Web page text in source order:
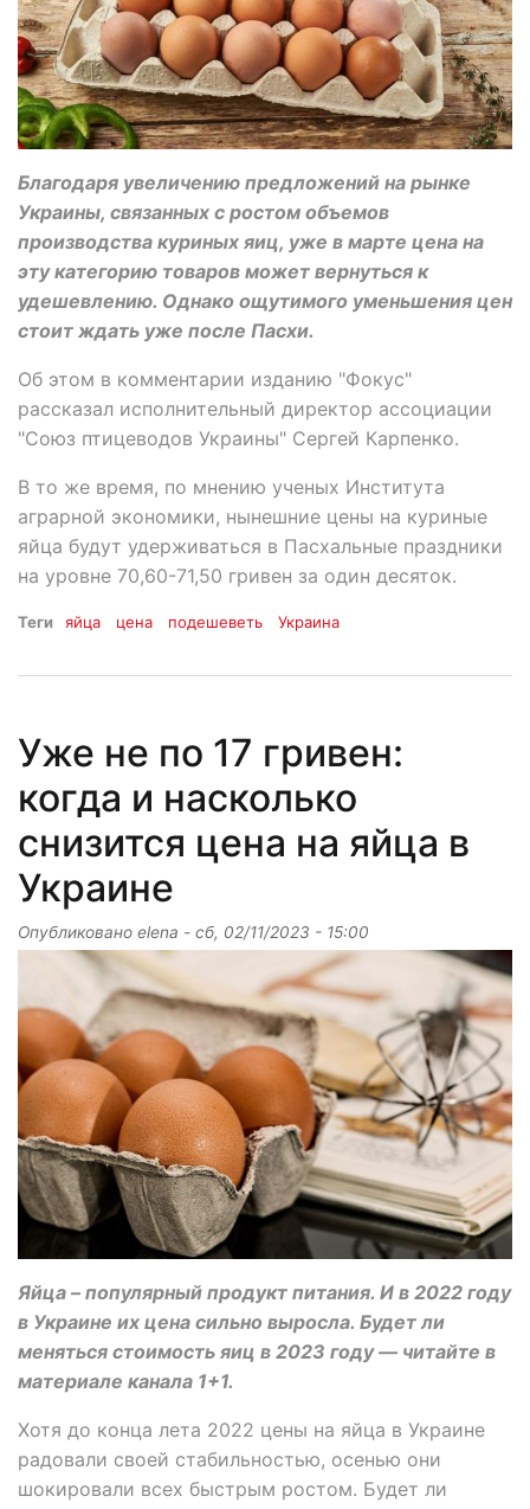
Благодаря увеличению предложений на рынке
Украины, связанных с ростом объемов
производства куриных яиц, уже в марте цена на
эту категорию товаров может вернуться к
удешевлению. Однако ощутимого уменьшения цен
стоит ждать уже после Пасхи.
Об этом в комментарии изданию "Фокус"
рассказал исполнительный директор ассоциации
"Союз птицеводов Украины" Сергей Карпенко.
В то же время, по мнению ученых Института
аграрной экономики, нынешние цены на куриные
яйца будут удерживаться в Пасхальные праздники
на уровне 70,60-71,50 гривен за один десяток.
Теги яйца цена подешеветь Украина
Уже не по 17 гривен:
когда и насколько
снизится цена на яйца в
Украине
Опубликовано elena - сб, 02/11/2023 - 15:00
Яйца – популярный продукт питания. И в 2022 году
в Украине их цена сильно выросла. Будет ли
меняться стоимость яиц в 2023 году — читайте в
материале канала 1+1.
Хотя до конца лета 2022 цены на яйца в Украине
радовали своей стабильностью, осенью они
шокировали всех быстрым ростом. Будет ли